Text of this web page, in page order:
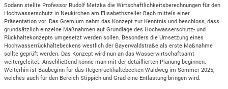
Sodann stellte Professor Rudolf Metzka die Wirtschaftlichkeitsberechnungen für den
Hochwasserschutz in Neukirchen am Elisabethszeller Bach mittels einer
Präsentation vor. Das Gremium nahm das Konzept zur Kenntnis und beschloss, dass
grundsätzlich einzelne Maßnahmen auf Grundlage des Hochwasserschutz- und
Rückhaltekonzepts umgesetzt werden sollen. Besonders die Umsetzung eines
Hochwasserrückhaltebeckens westlich der Bayerwaldstraße als erste Maßnahme
sollte geprüft werden. Das Konzept wird nun an das Wasserwirtschaftsamt
weitergeleitet. Anschließend könne man mit der detaillierten Planung beginnen.
Weiterhin ist Baubeginn für das Regenrückhaltebecken Waldweg im Sommer 2025,
welches auch für den Bereich Stippich und Grad eine Entlastung bringen wird.